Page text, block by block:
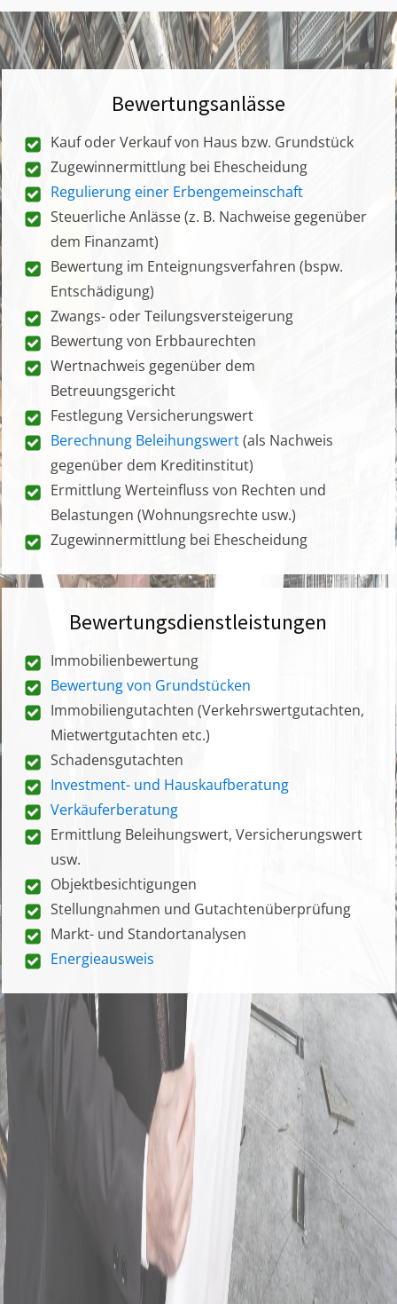
Bewertungsanlässe
Kauf oder Verkauf von Haus bzw. Grundstück
Zugewinnermittlung bei Ehescheidung
Regulierung einer Erbengemeinschaft
Steuerliche Anlässe (z. B. Nachweise gegenüber
dem Finanzamt)
Bewertung im Enteignungsverfahren (bspw.
Entschädigung)
Zwangs- oder Teilungsversteigerung
Bewertung von Erbbaurechten
Wertnachweis gegenüber dem
Betreuungsgericht
Festlegung Versicherungswert
Berechnung Beleihungswert(als Nachweis
gegenüber dem Kreditinstitut)
Ermittlung Werteinfluss von Rechten und
Belastungen (Wohnungsrechte usw.)
Zugewinnermittlung bei Ehescheidung
Bewertungsdienstleistungen
Immobilienbewertung
Bewertung von Grundstücken
Immobiliengutachten (Verkehrswertgutachten,
Mietwertgutachten etc.)
Schadensgutachten
Investment- und Hauskaufberatung
Verkäuferberatung
Ermittlung Beleihungswert, Versicherungswert
usw.
Objektbesichtigungen
Stellungnahmen und Gutachtenüberprüfung
Markt- und Standortanalysen
Energieausweis